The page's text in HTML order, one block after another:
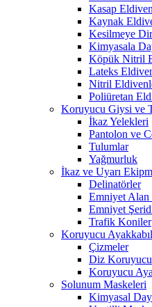
Kasap
Kaynak
Kesilmeye
Kimyasala
Köpük Nitril
Lateks
Nitril
Poliüretan
Koruyucu Giysi ve
İkaz Yelekleri
Pantolon ve
Tulumlar
Yağmurluk
İkaz ve Uyarı
Delinatörler
Emniyet Alan
Emniyet
Trafik Koniler
Koruyucu
Çizmeler
Diz Koruyucu
Koruyucu
Solunum Maskeleri
Kimyasal